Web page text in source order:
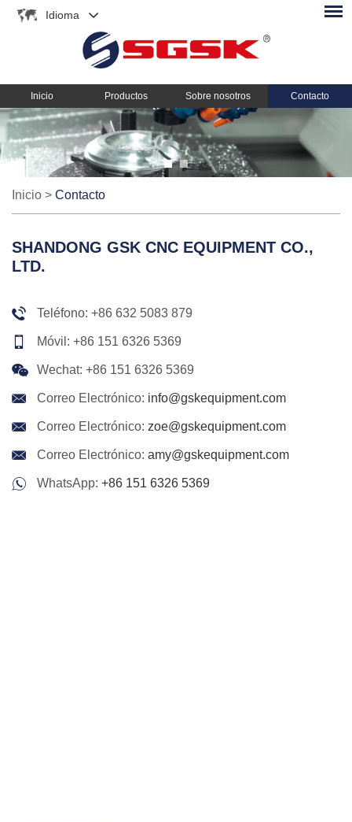
Idioma
Inicio Productos Sobre nosotros Contacto
Inicio > Contacto
SHANDONG GSK CNC EQUIPMENT CO.,
LTD.
Teléfono: +86 632 5083 879
Móvil: +86 151 6326 5369
Wechat: +86 151 6326 5369
Correo Electrónico: info@gskequipment.com
Correo Electrónico: zoe@gskequipment.com
Correo Electrónico: amy@gskequipment.com
WhatsApp: +86 151 6326 5369